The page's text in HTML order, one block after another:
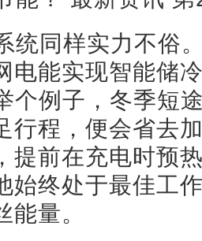
统同样实力不俗
电能实现智能储
个例子，冬季短
行程，便会省去
提前在充电时预
始终处于最佳工
量。